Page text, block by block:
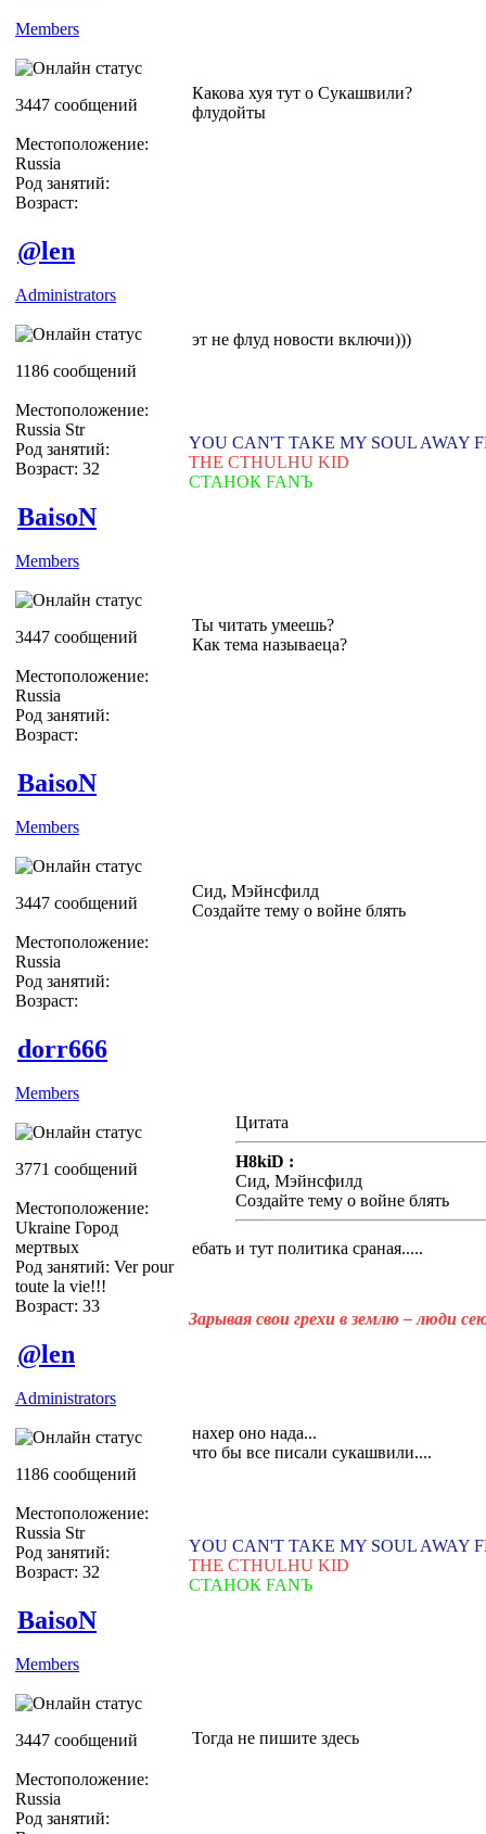
Members
3447 сообщений
Местоположение:
Russia
Род занятий:
Возраст:
Какова хуя тут о Сукашвили?
флудойты
@len
Administrators
1186 сообщений
Местоположение:
Russia Str
Род занятий:
Возраст: 32
эт не флуд новости включи)))
YOU CAN'T TAKE MY SOUL AWAY
THE CTHULHU KID
СТАНОК FANЪ
BaisoN
Members
3447 сообщений
Местоположение:
Russia
Род занятий:
Возраст:
Ты читать умеешь?
Как тема называеца?
BaisoN
Members
3447 сообщений
Местоположение:
Russia
Род занятий:
Возраст:
Сид, Мэйнсфилд
Создайте тему о войне блять
dorr666
Members
3771 сообщений
Местоположение:
Ukraine Город
мертвых
Род занятий: Ver pour
toute la vie!!!
Возраст: 33
Цитата
H8kiD :
Сид, Мэйнсфилд
Создайте тему о войне блять
ебать и тут политика сраная.....
Зарывая свои грехи в землю – люди
@len
Administrators
1186 сообщений
Местоположение:
Russia Str
Род занятий:
Возраст: 32
нахер оно нада...
что бы все писали сукашвили....
YOU CAN'T TAKE MY SOUL AWAY
THE CTHULHU KID
СТАНОК FANЪ
BaisoN
Members
3447 сообщений
Местоположение:
Russia
Род занятий:
Тогда не пишите здесь